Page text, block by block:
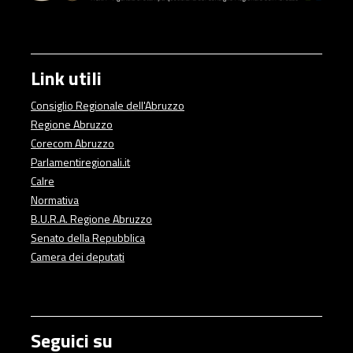
Link utili
Consiglio Regionale dell'Abruzzo
Regione Abruzzo
Corecom Abruzzo
Parlamentiregionali.it
Calre
Normativa
B.U.R.A. Regione Abruzzo
Senato della Repubblica
Camera dei deputati
Seguici su